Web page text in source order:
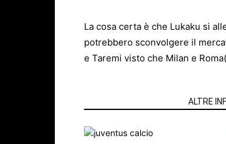
La cosa certa è che Lukaku si
potrebbero sconvolgere il
e Taremi visto che Milan e
ALTRE